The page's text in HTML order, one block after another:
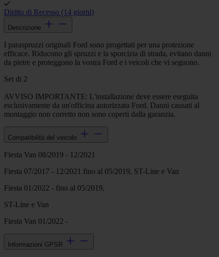
Diritto di Recesso (14 giorni)
Descrizione
I paraspruzzi originali Ford sono progettati per una protezione
efficace. Riducono gli spruzzi e la sporcizia di strada, evitano danni
da pietre e proteggono la vostra Ford e i veicoli che vi seguono.
Set di 2
AVVISO IMPORTANTE: L'installazione deve essere eseguita
esclusivamente da un'officina autorizzata Ford. Danni causati al
montaggio non corretto non sono coperti dalla garanzia.
Compatibilità del veicolo
Fiesta Van 08/2019 - 12/2021
Fiesta 07/2017 - 12/2021 fino al 05/2019, ST-Line e Van
Fiesta 01/2022 - fino al 05/2019,
ST-Line e Van
Fiesta Van 01/2022 -
Informazioni GPSR